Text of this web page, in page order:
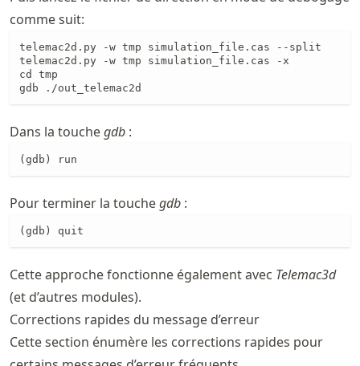
comme suit:
telemac2d.py -w tmp simulation_file.cas --split
telemac2d.py -w tmp simulation_file.cas -x
cd tmp
gdb ./out_telemac2d
Dans la touchegdb :
(gdb) run
Pour terminer la touchegdb :
(gdb) quit
Cette approche fonctionne également avec Telemac3d
(et d’autres modules).
Corrections rapides du message d’erreur
Cette section énumère les corrections rapides pour